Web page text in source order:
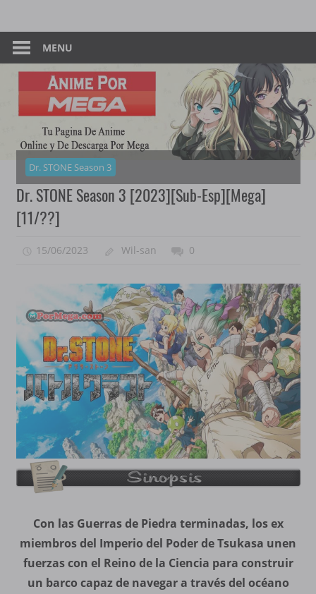
content
Anime
–
Por
Mega
Pagina
De
Descarga
Mega
MENU
Dr. STONE Season 3
Dr. STONE Season 3 [2023][Sub-Esp][Mega]
[11/??]
15/06/2023 Wil-san 0
Con las Guerras de Piedra terminadas, los ex
miembros del Imperio del Poder de Tsukasa unen
fuerzas con el Reino de la Ciencia para construir
un barco capaz de navegar a través del océano